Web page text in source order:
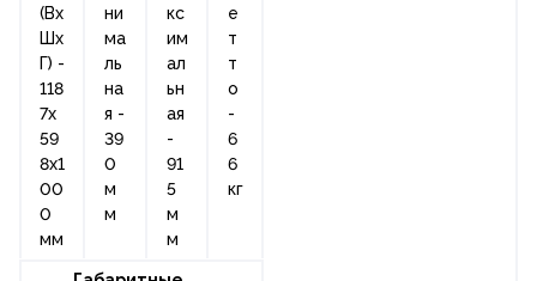
(Вх
Шх
Г) -
118
7х
59
8х1
00
0
мм
ни
ма
ль
на
я -
39
0
м
м
кс
им
ал
ьн
ая
-
91
5
м
м
е
т
т
о
-
6
6
кг